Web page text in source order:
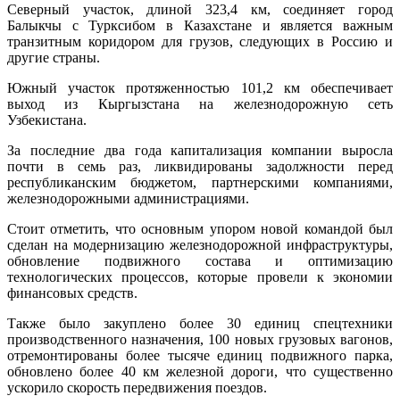
Северный участок, длиной 323,4 км, соединяет город
Балыкчы с Турксибом в Казахстане и является важным
транзитным коридором для грузов, следующих в Россию и
другие страны.
Южный участок протяженностью 101,2 км обеспечивает
выход из Кыргызстана на железнодорожную сеть
Узбекистана.
За последние два года капитализация компании выросла
почти в семь раз, ликвидированы задолжности перед
республиканским бюджетом, партнерскими компаниями,
железнодорожными администрациями.
Стоит отметить, что основным упором новой командой был
сделан на модернизацию железнодорожной инфраструктуры,
обновление подвижного состава и оптимизацию
технологических процессов, которые провели к экономии
финансовых средств.
Также было закуплено более 30 единиц спецтехники
производственного назначения, 100 новых грузовых вагонов,
отремонтированы более тысяче единиц подвижного парка,
обновлено более 40 км железной дороги, что существенно
ускорило скорость передвижения поездов.